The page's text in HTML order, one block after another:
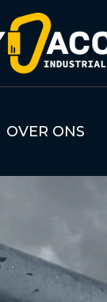
OVER ONS